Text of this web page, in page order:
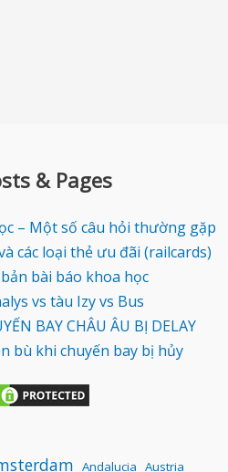
& Pages
– Một số câu hỏi thường gặp
các loại thẻ ưu đãi (railcards)
bài báo khoa học
vs tàu Izy vs Bus
BAY CHÂU ÂU BỊ DELAY
bù khi chuyến bay bị hủy
Andalucia Austria